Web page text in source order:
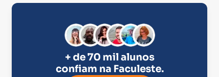
+ de 70 mil alunos
confiam na Faculeste.